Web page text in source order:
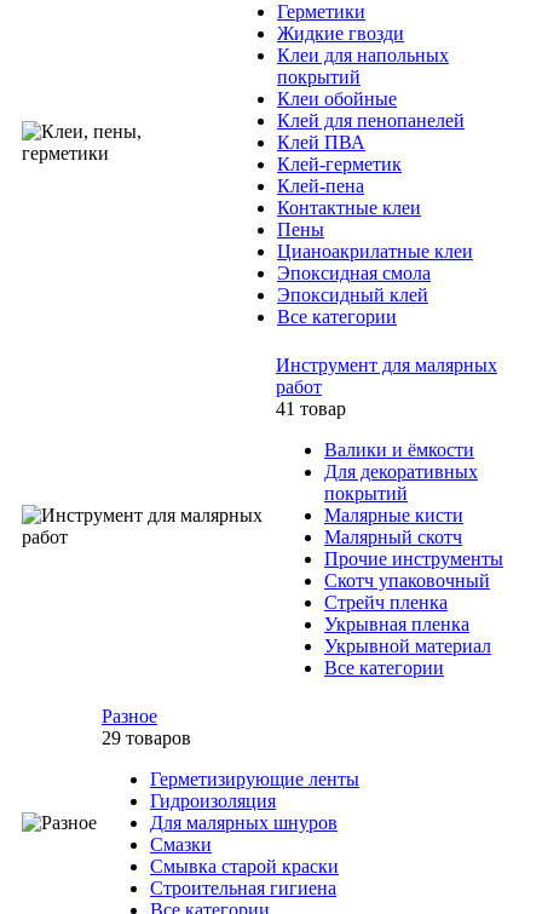
Герметики
Жидкие гвозди
Клеи для напольных
покрытий
Клеи обойные
Клей для пенопанелей
Клей ПВА
Клей-герметик
Клей-пена
Контактные клеи
Пены
Цианоакрилатные клеи
Эпоксидная смола
Эпоксидный клей
Все категории
Инструмент для малярных
работ
41 товар
Валики и ёмкости
Для декоративных
покрытий
Малярные кисти
Малярный скотч
Прочие инструменты
Скотч упаковочный
Стрейч пленка
Укрывная пленка
Укрывной материал
Все категории
Разное
29 товаров
Герметизирующие ленты
Гидроизоляция
Для малярных шнуров
Смазки
Смывка старой краски
Строительная гигиена
Все категории